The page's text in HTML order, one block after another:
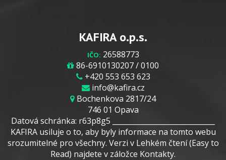
KAFIRA o.p.s.
IČO: 26588773
86-6910130207 / 0100
+420 553 653 623
info@kafira.cz
Bochenkova 2817/24
746 01 Opava
Datová schránka: r63p8g5 _____________________________
KAFIRA usiluje o to, aby byly informace na tomto webu
srozumitelné pro všechny. Verzi v Lehkém čtení (Easy to
Read) najdete v záložce Kontakty.